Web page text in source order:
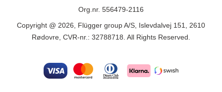
Org.nr. 556479-2116
Copyright @ 2026, Flügger group A/S, Islevdalvej 151, 2610
Rødovre, CVR-nr.: 32788718. All Rights Reserved.